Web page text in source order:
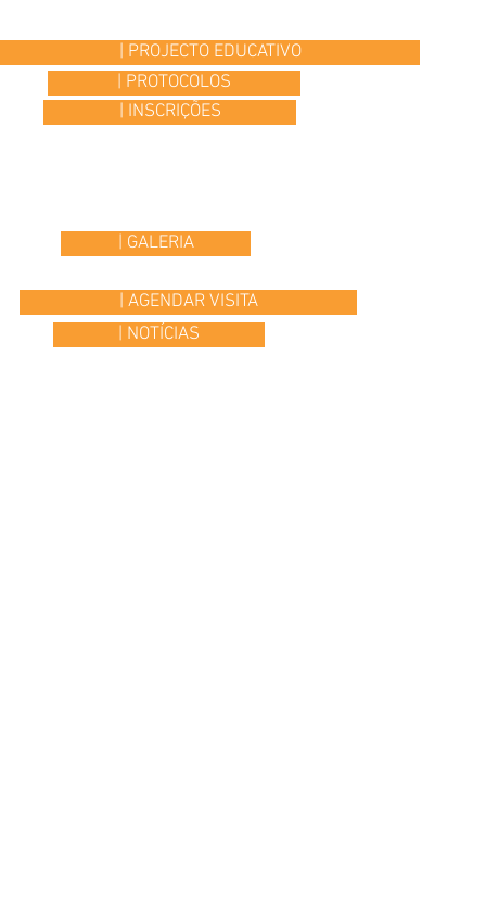
| PROJECTO EDUCATIVO
| PROTOCOLOS
| INSCRIÇÕES
| GALERIA
| AGENDAR VISITA
| NOTÍCIAS